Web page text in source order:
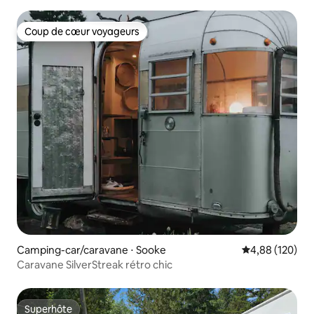
Coup de cœur voyageurs
Coup de cœur voyageurs
Camping-car/caravane ⋅ Sooke Évaluation
4,88 (120)
Caravane SilverStreak rétro chic
Superhôte